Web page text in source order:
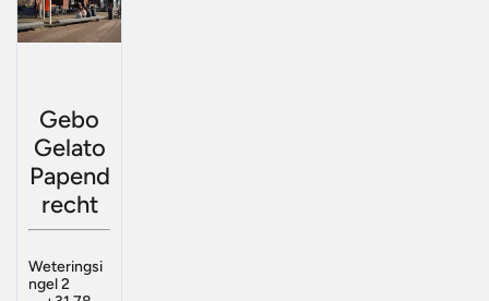
Gebo
Gelato
Papend
recht
Weteringsi
ngel 2